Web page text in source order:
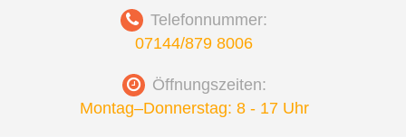
Telefonnummer:
07144/879 8006
Öffnungszeiten:
Montag–Donnerstag: 8 - 17 Uhr